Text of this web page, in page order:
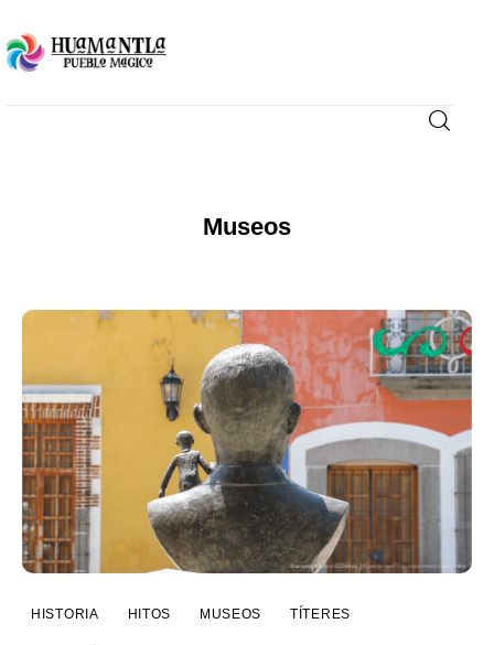
Disfruta
Museos
HISTORIA HITOS MUSEOS TÍTERES